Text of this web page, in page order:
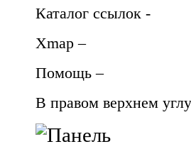
Каталог ссылок -
Xmap –
Помощь –
В правом верхнем